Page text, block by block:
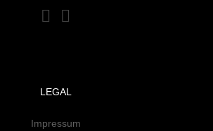
LEGAL
Impressum